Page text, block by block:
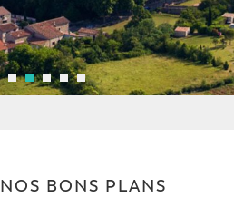
NOS BONS PLANS